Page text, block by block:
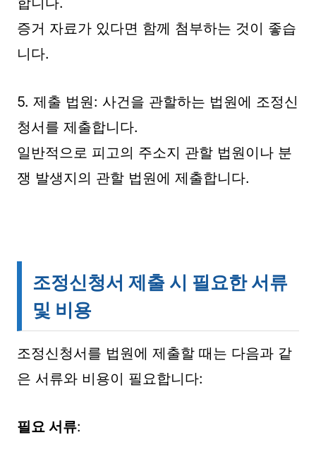
증거 자료가 있다면 함께 첨부하는 것이 좋습
니다.
5. 제출 법원: 사건을 관할하는 법원에 조정신
청서를 제출합니다.
일반적으로 피고의 주소지 관할 법원이나 분
쟁 발생지의 관할 법원에 제출합니다.
조정신청서 제출 시 필요한 서류
및 비용
조정신청서를 법원에 제출할 때는 다음과 같
은 서류와 비용이 필요합니다:
필요 서류: